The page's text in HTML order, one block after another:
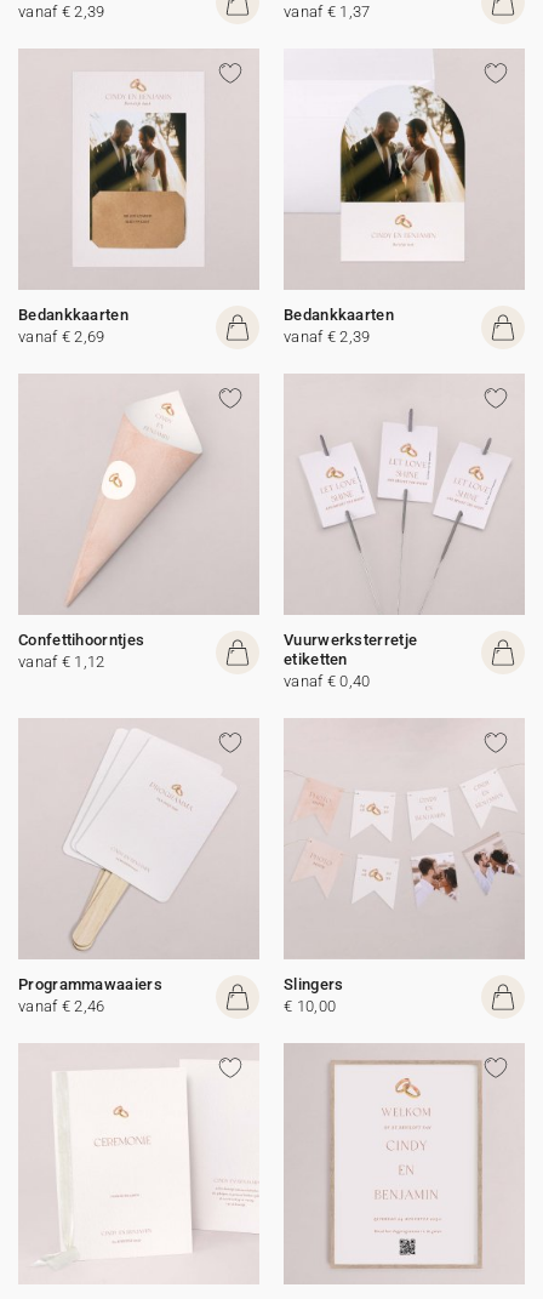
vanaf € 2,39
vanaf € 1,37
Bedankkaarten
vanaf € 2,69
Bedankkaarten
vanaf € 2,39
Confettihoorntjes
vanaf € 1,12
Vuurwerksterretje
etiketten
vanaf € 0,40
Programmawaaiers
vanaf € 2,46
Slingers
€ 10,00